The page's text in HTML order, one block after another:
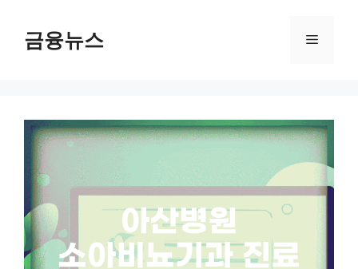
금융뉴스 메